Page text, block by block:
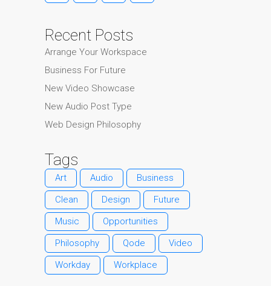
Recent Posts
Arrange Your Workspace
Business For Future
New Video Showcase
New Audio Post Type
Web Design Philosophy
Tags
Art Audio
Business
Clean
Design
Future
Music
Opportunities
Philosophy
Qode
Video
Workday
Workplace